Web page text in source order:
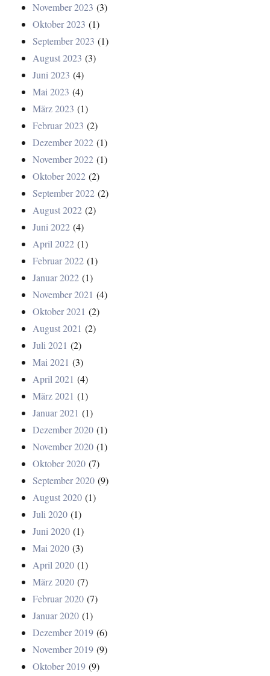
November 2023 (3)
Oktober 2023 (1)
September 2023 (1)
August 2023 (3)
Juni 2023 (4)
Mai 2023 (4)
März 2023 (1)
Februar 2023 (2)
Dezember 2022 (1)
November 2022 (1)
Oktober 2022 (2)
September 2022 (2)
August 2022 (2)
Juni 2022 (4)
April 2022 (1)
Februar 2022 (1)
Januar 2022 (1)
November 2021 (4)
Oktober 2021 (2)
August 2021 (2)
Juli 2021 (2)
Mai 2021 (3)
April 2021 (4)
März 2021 (1)
Januar 2021 (1)
Dezember 2020 (1)
November 2020 (1)
Oktober 2020 (7)
September 2020 (9)
August 2020 (1)
Juli 2020 (1)
Juni 2020 (1)
Mai 2020 (3)
April 2020 (1)
März 2020 (7)
Februar 2020 (7)
Januar 2020 (1)
Dezember 2019 (6)
November 2019 (9)
Oktober 2019 (9)